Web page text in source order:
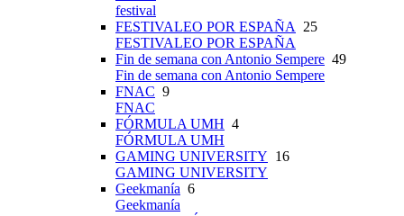
festival
FESTIVALEO POR ESPAÑA 25
FESTIVALEO POR ESPAÑA
Fin de semana con Antonio Sempere 49
Fin de semana con Antonio Sempere
FNAC 9
FNAC
FÓRMULA UMH 4
FÓRMULA UMH
GAMING UNIVERSITY 16
GAMING UNIVERSITY
Geekmanía 6
Geekmanía